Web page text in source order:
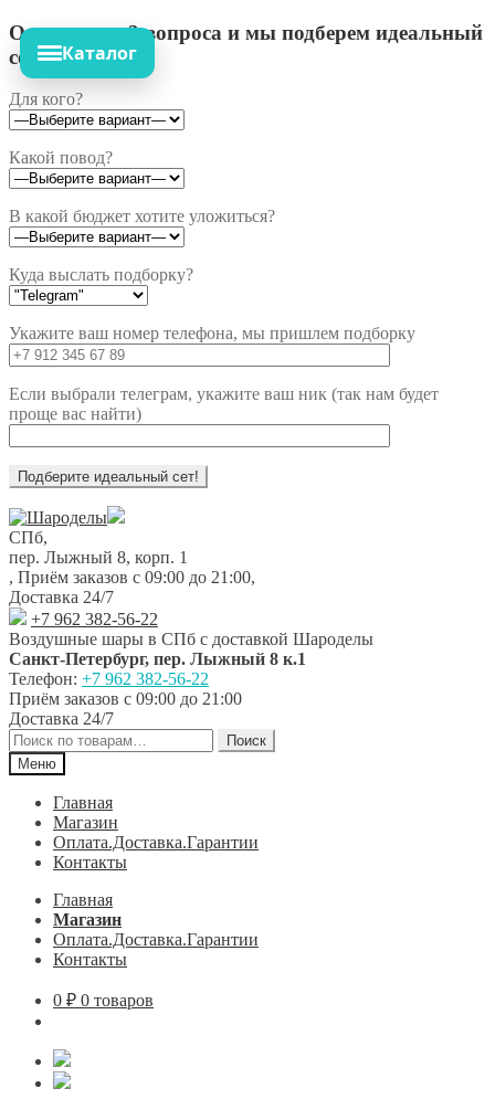
Ответьте на 3 вопроса и мы подберем идеальный
сет!
Для кого?
Какой повод?
В какой бюджет хотите уложиться?
Куда выслать подборку?
Укажите ваш номер телефона, мы пришлем подборку
Если выбрали телеграм, укажите ваш ник (так нам будет
проще вас найти)
Перейти
к
навигации
Перейти
к
содержимому
СПб,
пер. Лыжный 8, корп. 1
, Приём заказов с 09:00 до 21:00,
Доставка 24/7
+7 962 382-56-22
Воздушные шары в СПб с доставкой Шароделы
Санкт-Петербург, пер. Лыжный 8 к.1
Телефон: +7 962 382-56-22
Приём заказов с 09:00 до 21:00
Доставка 24/7
Искать:
Поиск
Меню
Главная
Магазин
Оплата.Доставка.Гарантии
Контакты
Главная
Магазин
Оплата.Доставка.Гарантии
Контакты
0 ₽ 0 товаров
Каталог